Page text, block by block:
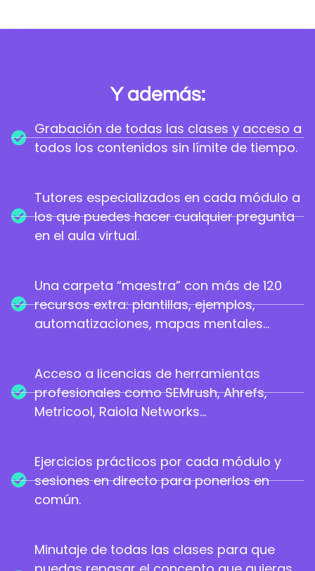
Y además:
Grabación de todas las clases y acceso a
todos los contenidos sin límite de tiempo.
Tutores especializados en cada módulo a
los que puedes hacer cualquier pregunta
en el aula virtual.
Una carpeta “maestra” con más de 120
recursos extra: plantillas, ejemplos,
automatizaciones, mapas mentales…
Acceso a licencias de herramientas
profesionales como SEMrush, Ahrefs,
Metricool, Raiola Networks…
Ejercicios prácticos por cada módulo y
sesiones en directo para ponerlos en
común.
Minutaje de todas las clases para que